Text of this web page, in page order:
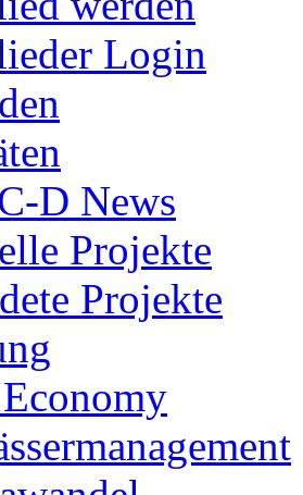
Login
D News
Projekte
Projekte